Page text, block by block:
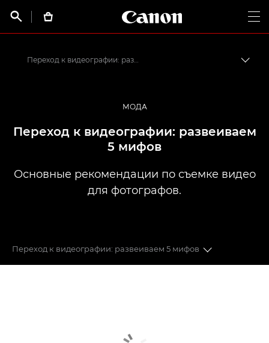
 
Canon Logo, back
Профессиональная фото- и видеосъемка
Истории от профессионалов: вдохновляющие идеи для печати, а также фото- и видеосъемки
МОДА
Переход к видеографии: развеиваем
5 мифов
Основные рекомендации по съемке видео
для фотографов.
Переход к видеографии: развеиваем 5 мифов
Развеиваем мифы о создании видео